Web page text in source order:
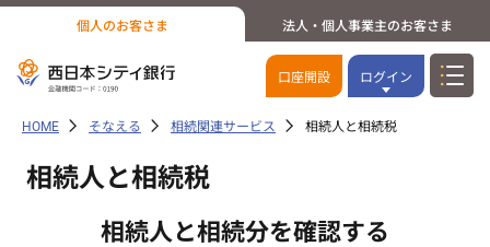
個人のお客さま 法人・個人事業主のお客さま
口座開設 ログイン
HOME そなえる 相続関連サービス 相続人と相続税
相続人と相続税
相続人と相続分を確認する